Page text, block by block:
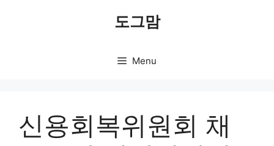
도그맘
Menu
신용회복위원회 채